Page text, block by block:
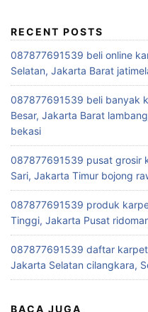
RECENT POSTS
087877691539 beli online
Selatan, Jakarta Barat
087877691539 beli banyak
Besar, Jakarta Barat
bekasi
087877691539 pusat grosir
Sari, Jakarta Timur bojong
087877691539 produk
Tinggi, Jakarta Pusat
087877691539 daftar
Jakarta Selatan cilangkara,
BACA JUGA